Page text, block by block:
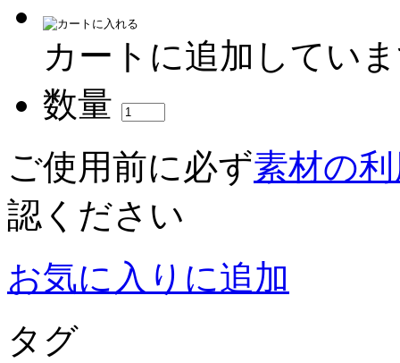
カートに追加してい
数量
ご使用前に必ず素材の
認ください
お気に入りに追加
タグ